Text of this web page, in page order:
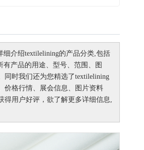
细介绍textilelining的产品分类,包括
有产品的用途、型号、范围、图
同时我们还为您精选了textilelining
价格行情、展会信息、图片资料
得用户好评，欲了解更多详细信息,